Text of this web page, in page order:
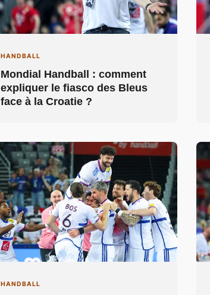
HANDBALL
Mondial Handball : comment
expliquer le fiasco des Bleus
face à la Croatie ?
HANDBALL